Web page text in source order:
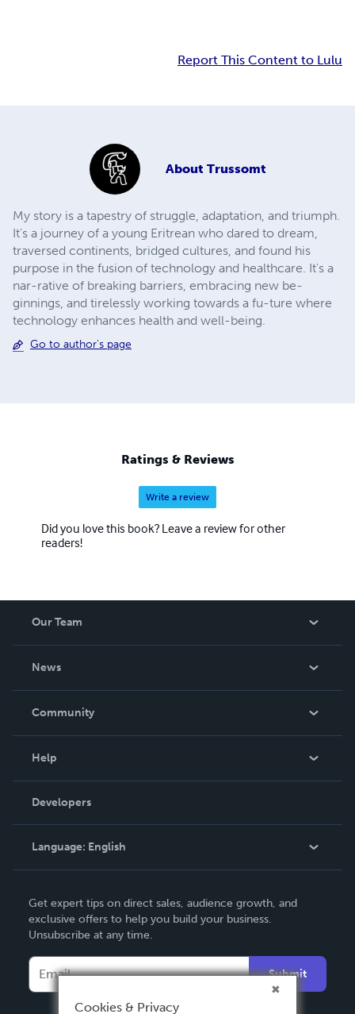
Report This Content to Lulu
About Trussomt
My story is a tapestry of struggle, adaptation, and triumph.
It's a journey of a young Eritrean who dared to dream,
traversed continents, bridged cultures, and found his
purpose in the fusion of technology and healthcare. It's a
nar-rative of breaking barriers, embracing new be-
ginnings, and tirelessly working towards a fu-ture where
technology enhances health and well-being.
Go to author's page
Ratings & Reviews
Write a review
Did you love this book? Leave a review for other
readers!
Our Team
News
In The News
Community
Podcast
Help
Order Lookup
Knowledge Base
Contact Support
Developers
Language: English
Deutsch
Français
Italiano
Español
Get expert tips on direct sales, audience growth, and
exclusive offers to help you build your business.
Unsubscribe at any time.
Submit
Cookies & Privacy